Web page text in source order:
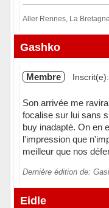
Aller Rennes, La
Hors ligne
Gashko
Membre
Son arrivée me
focalise sur lui sans
buy inadapté. On en
l'impression que
meilleur que nos
Dernière édition de:
Hors ligne
Eidle